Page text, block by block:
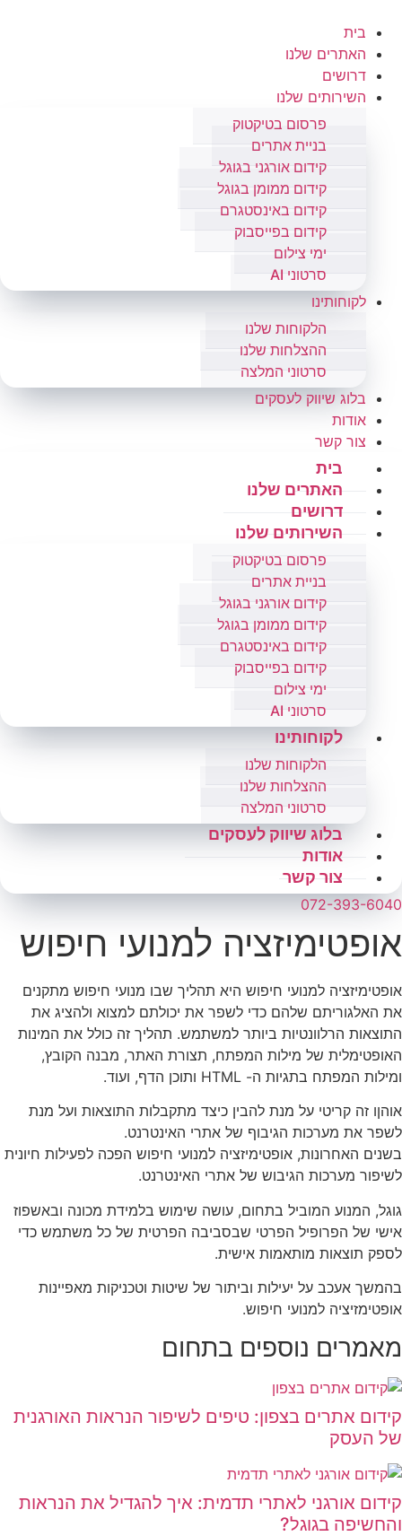
בית
האתרים שלנו
דרושים
השירותים שלנו
פרסום בטיקטוק
בניית אתרים
קידום אורגני בגוגל
קידום ממומן בגוגל
קידום באינסטגרם
קידום בפייסבוק
ימי צילום
סרטוני AI
לקוחותינו
הלקוחות שלנו
ההצלחות שלנו
סרטוני המלצה
בלוג שיווק לעסקים
אודות
צור קשר
בית
האתרים שלנו
דרושים
השירותים שלנו
פרסום בטיקטוק
בניית אתרים
קידום אורגני בגוגל
קידום ממומן בגוגל
קידום באינסטגרם
קידום בפייסבוק
ימי צילום
סרטוני AI
לקוחותינו
הלקוחות שלנו
ההצלחות שלנו
סרטוני המלצה
בלוג שיווק לעסקים
אודות
צור קשר
072-393-6040
אופטימיזציה למנועי חיפוש
אופטימיזציה למנועי חיפוש היא תהליך שבו מנועי חיפוש מתקנים
את האלגוריתם שלהם כדי לשפר את יכולתם למצוא ולהציג את
התוצאות הרלוונטיות ביותר למשתמש. תהליך זה כולל את המינות
האופטימלית של מילות המפתח, תצורת האתר, מבנה הקובץ,
ומילות המפתח בתגיות ה- HTML ותוכן הדף, ועוד.
אוהןו זה קריטי על מנת להבין כיצד מתקבלות התוצאות ועל מנת
לשפר את מערכות הגיבוף של אתרי האינטרנט.
בשנים האחרונות, אופטימיזציה למנועי חיפוש הפכה לפעילות חיונית
לשיפור מערכות הגיבוש של אתרי האינטרנט.
גוגל, המנוע המוביל בתחום, עושה שימוש בלמידת מכונה ובאשפוז
אישי של הפרופיל הפרטי שבסביבה הפרטית של כל משתמש כדי
לספק תוצאות מותאמות אישית.
בהמשך אעכב על יעילות וביתור של שיטות וטכניקות מאפיינות
אופטימזיציה למנועי חיפוש.
מאמרים נוספים בתחום
קידום אתרים בצפון: טיפים לשיפור הנראות האורגנית
של העסק
קידום אורגני לאתרי תדמית: איך להגדיל את הנראות
והחשיפה בגוגל?